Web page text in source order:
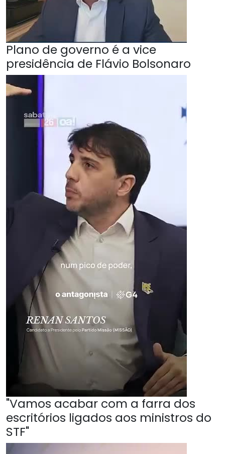
Plano de governo é a vice
presidência de Flávio Bolsonaro
"Vamos acabar com a farra dos
escritórios ligados aos ministros do
STF"